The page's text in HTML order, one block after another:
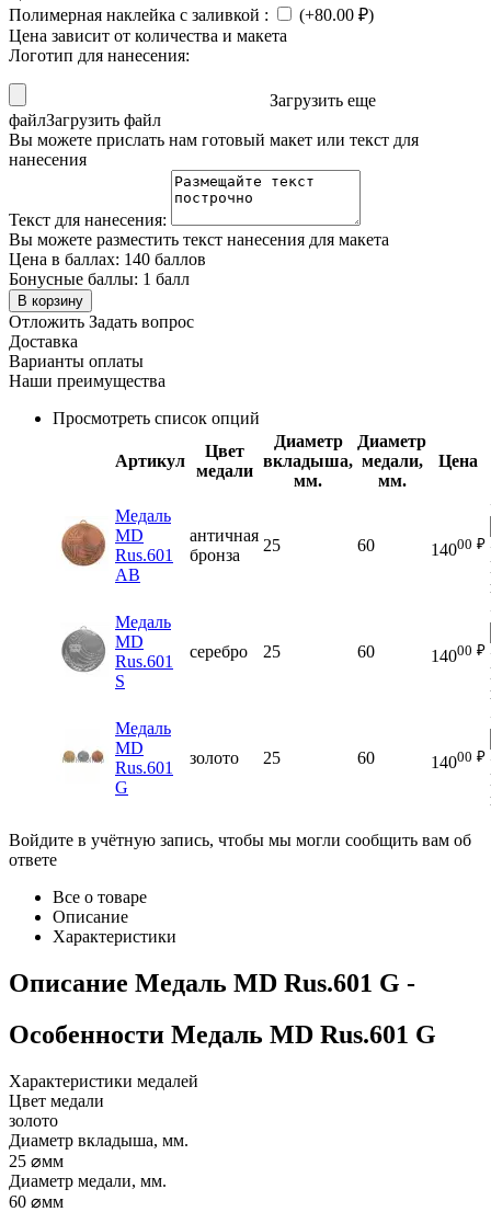
Полимерная наклейка с заливкой : (+80.00 ₽)
Цена зависит от количества и макета
Логотип для нанесения:
Загрузить еще
файлЗагрузить файл
Вы можете прислать нам готовый макет или текст для
нанесения
Текст для нанесения:
Вы можете разместить текст нанесения для макета
Цена в баллах: 140 баллов
Бонусные баллы: 1 балл
В корзину
Отложить Задать вопрос
Доставка
Варианты оплаты
Наши преимущества
Просмотреть список опций
Артикул
Цвет
медали
Диаметр
вкладыша,
мм.
Диаметр
медали,
мм.
Цена
Медаль
MD
Rus.601
AB
античная
бронза
25 60 14000 ₽
Медаль
MD
Rus.601
S
серебро 25 60 14000 ₽
Медаль
MD
Rus.601
G
золото 25 60 14000 ₽
Войдите в учётную запись, чтобы мы могли сообщить вам об
ответе
Все о товаре
Описание
Характеристики
Описание Медаль MD Rus.601 G -
Особенности Медаль MD Rus.601 G
Характеристики медалей
Цвет медали
золото
Диаметр вкладыша, мм.
25 ⌀мм
Диаметр медали, мм.
60 ⌀мм